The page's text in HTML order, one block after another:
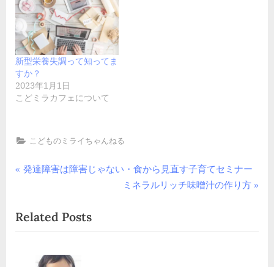
新型栄養失調って知ってま
すか？
2023年1月1日
こどミラカフェについて
こどものミライちゃんねる
投
ナ
P
v
i
発達障害は障害じゃない・食から見直す子育てセミナー
N
t
ミネラルリッチ味噌汁の作り方
Related Posts